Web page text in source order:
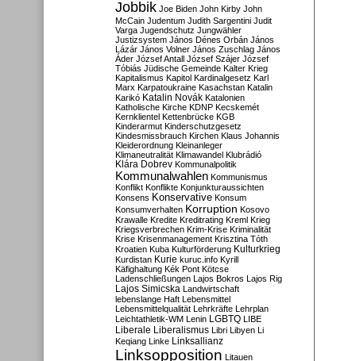
Jobbik Joe Biden John Kirby John
McCain Judentum Judith Sargentini Judit
Varga Jugendschutz Jungwähler
Justizsystem János Dénes Orbán János
Lázár János Volner János Zuschlag János
Áder József Antall József Szájer József
Tóbiás Jüdische Gemeinde Kalter Krieg
Kapitalismus Kapitol Kardinalgesetz Karl
Marx Karpatoukraine Kasachstan Katalin
Karikó Katalin Novák Katalonien
Katholische Kirche KDNP Kecskemét
Kernklientel Kettenbrücke KGB
Kinderarmut Kinderschutzgesetz
Kindesmissbrauch Kirchen Klaus Johannis
Kleiderordnung Kleinanleger
Klimaneutralität Klimawandel Klubrádió
Klára Dobrev Kommunalpolitik
Kommunalwahlen Kommunismus
Konflikt Konflikte Konjunkturaussichten
Konsens Konservative Konsum
Konsumverhalten Korruption Kosovo
Krawalle Kredite Kreditrating Kreml Krieg
Kriegsverbrechen Krim-Krise Kriminalität
Krise Krisenmanagement Krisztina Tóth
Kroatien Kuba Kulturförderung Kulturkrieg
Kurdistan Kurie kuruc.info Kyrill
Käfighaltung Kék Pont Kötcse
Ladenschließungen Lajos Bokros Lajos Rig
Lajos Simicska Landwirtschaft
lebenslange Haft Lebensmittel
Lebensmittelqualität Lehrkräfte Lehrplan
Leichtathletik-WM Lenin LGBTQ LIBE
Liberale Liberalismus Libri Libyen Li
Keqiang Linke Linksallianz
Linksopposition Litauen